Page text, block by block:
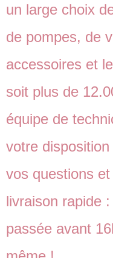
un large choix
de pompes, de
accessoires et
soit plus de
équipe de
votre
vos questions et
livraison rapide
passée avant